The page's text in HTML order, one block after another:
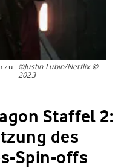
zu ©Justin Lubin/Netflix ©
2023
Staffel 2:
des
Spin-offs